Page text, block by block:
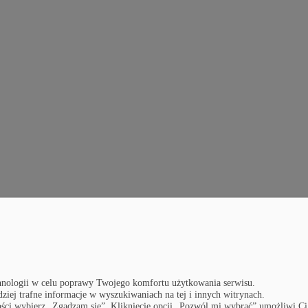
w celu poprawy Twojego komfortu użytkowania serwisu.
trafne informacje w wyszukiwaniach na tej i innych witrynach.